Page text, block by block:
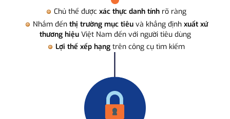
Chủ thể được xác thực danh tính rõ ràng
Nhắm đến thị trường mục tiêuvà khẳng định xuất xứ
thương hiệuViệt Nam đến với người tiêu dùng
Lợi thế xếp hạng trên công cụ tìm kiếm